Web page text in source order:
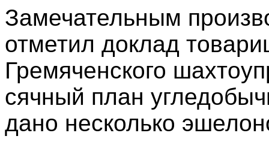
Замечательным
отметил доклад
Гремяченского
сячный план
дано несколько